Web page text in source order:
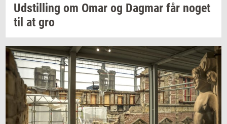
Ud­stil­ling om Omar og Dag­mar får noget
til at gro